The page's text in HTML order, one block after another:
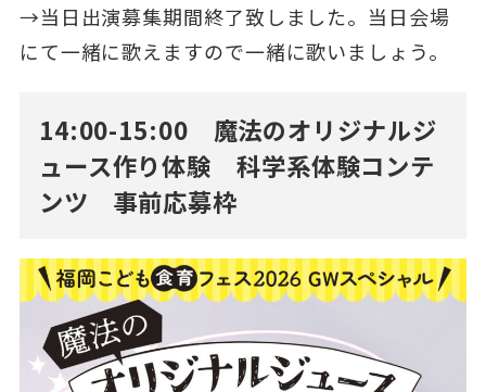
→当日出演募集期間終了致しました。当日会場
にて一緒に歌えますので一緒に歌いましょう。
14:00-15:00 魔法のオリジナルジ
ュース作り体験 科学系体験コンテ
ンツ 事前応募枠